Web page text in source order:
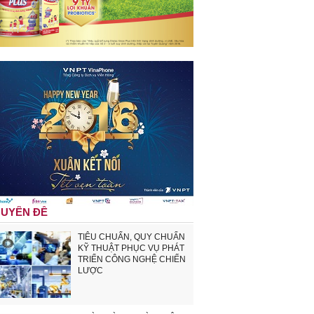
ĐỀ
TIÊU CHUẨN, QUY CHUẨN
KỸ THUẬT PHỤC VỤ PHÁT
TRIỂN CÔNG NGHỆ CHIẾN
LƯỢC